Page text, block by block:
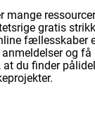
mange
gratis
fællesskaber
og få
at du finder